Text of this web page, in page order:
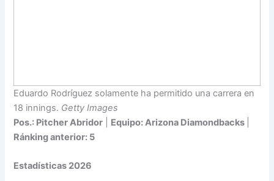
Eduardo Rodríguez solamente ha permitido una carrera en
18 innings. Getty Images
Pos.: Pitcher Abridor
Equipo: Arizona Diamondbacks
Ránking anterior: 5
Estadísticas 2026